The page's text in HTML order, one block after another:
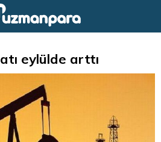
eylülde arttı